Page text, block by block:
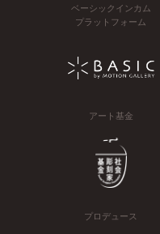
ベーシックインカム
プラットフォーム
アート基金
プロデュース